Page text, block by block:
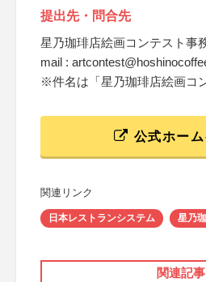
提出先・問合先
星乃珈琲店絵画コンテスト事
mail :
※件名は「星乃珈琲店絵画コ
公式ホー
関連リンク
日本レストランシステム 星乃
関連記事